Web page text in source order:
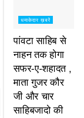
धमाकेदार ख़बरें
पांवटा साहिब से
नाहन तक होगा
सफर-ए-शहादत ,
माता गुजर कौर
जी और चार
साहिबजादो की